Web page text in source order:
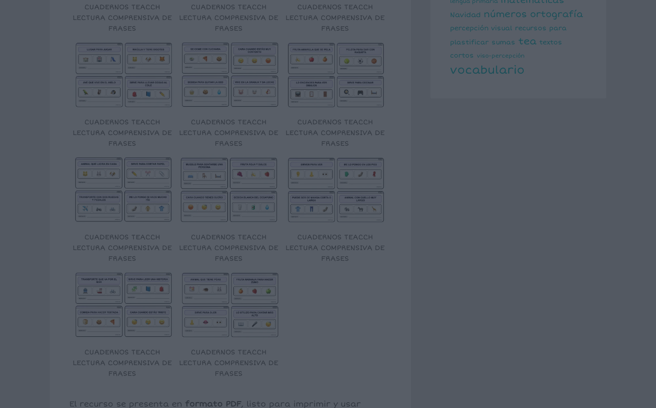
CUADERNOS TEACCH
LECTURA COMPRENSIVA DE
FRASES
CUADERNOS TEACCH
LECTURA COMPRENSIVA DE
FRASES
CUADERNOS TEACCH
LECTURA COMPRENSIVA DE
FRASES
CUADERNOS TEACCH
LECTURA COMPRENSIVA DE
FRASES
CUADERNOS TEACCH
LECTURA COMPRENSIVA DE
FRASES
CUADERNOS TEACCH
LECTURA COMPRENSIVA DE
FRASES
CUADERNOS TEACCH
LECTURA COMPRENSIVA DE
FRASES
CUADERNOS TEACCH
LECTURA COMPRENSIVA DE
FRASES
CUADERNOS TEACCH
LECTURA COMPRENSIVA DE
FRASES
CUADERNOS TEACCH
LECTURA COMPRENSIVA DE
FRASES
CUADERNOS TEACCH
LECTURA COMPRENSIVA DE
FRASES
El recurso se presenta en formato PDF, listo para imprimir y usar
Navidad números ortografía
percepción visual recursos para
plastificar sumas tea textos
cortos
viso-percepción
vocabulario